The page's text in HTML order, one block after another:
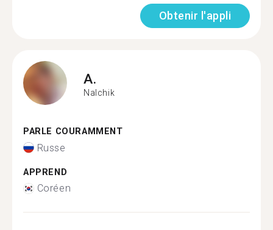
Obtenir l'appli
A.
Nalchik
PARLE COURAMMENT
Russe
APPREND
Coréen